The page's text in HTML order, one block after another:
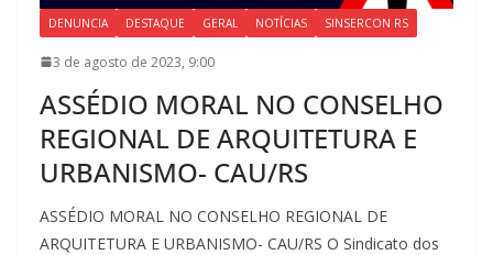
DENUNCIA DESTAQUE GERAL NOTÍCIAS SINSERCON RS
3 de agosto de 2023, 9:00
ASSÉDIO MORAL NO CONSELHO
REGIONAL DE ARQUITETURA E
URBANISMO- CAU/RS
ASSÉDIO MORAL NO CONSELHO REGIONAL DE
ARQUITETURA E URBANISMO- CAU/RS O Sindicato dos